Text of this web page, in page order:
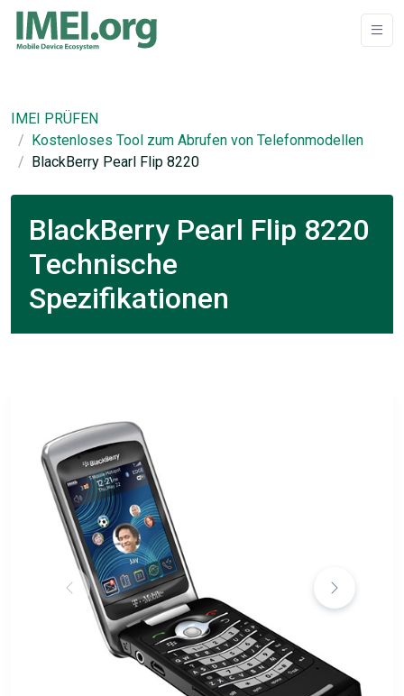
IMEI PRÜFEN
Kostenloses Tool zum Abrufen von Telefonmodellen
BlackBerry Pearl Flip 8220
BlackBerry Pearl Flip 8220
Technische
Spezifikationen